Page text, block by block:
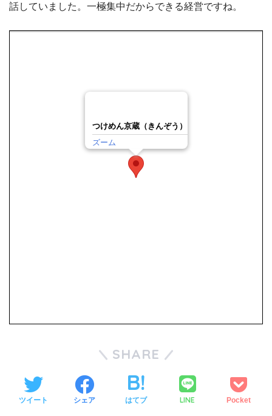
話していました。一極集中だからできる経営ですね。
つけめん京蔵（きんぞう）
ズーム
SHARE
ツイート シェア はてブ LINE Pocket